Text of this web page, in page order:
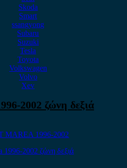
Skoda
Smart
ssangyong
Subaru
Suzuki
Tesla
Toyota
Volkswagen
Volvo
Xev
2002 ζώνη δεξιά
MAREA 1996-2002